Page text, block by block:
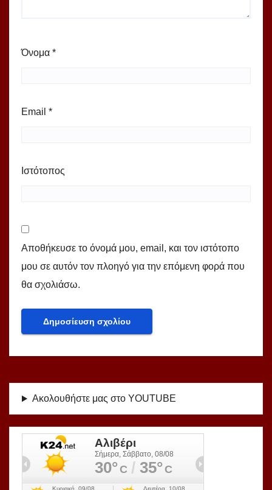
Όνομα *
Email *
Ιστότοπος
Αποθήκευσε το όνομά μου, email, και τον ιστότοπο
μου σε αυτόν τον πλοηγό για την επόμενη φορά που
θα σχολιάσω.
Ακολουθήστε μας στο YOUTUBE